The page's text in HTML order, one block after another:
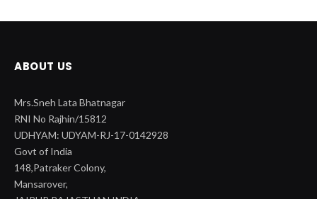
ABOUT US
Mrs.Sneh Lata Bhatnagar
RNI No Rajhin/15812
UDHYAM: UDYAM-RJ-17-0142928
Govt of India
148,Patraker Colony,
Mansarover,